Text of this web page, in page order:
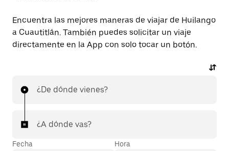
Encuentra las mejores maneras de viajar de Huilango
a Cuautitlán. También puedes solicitar un viaje
directamente en la App con solo tocar un botón.
¿De dónde vienes?
¿A dónde vas?
Fecha Hora